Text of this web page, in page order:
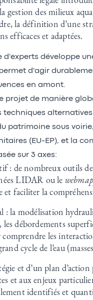
gestion des milieux
la définition d’une
efficaces et adaptées.
d'experts développe
d'agir
en amont.
projet de manière
techniques
patrimoine sous
(EU-EP), et la
sur 3 axes:
: de nombreux outils
LIDAR ou le
faciliter la
: la modélisation
débordements
les
cycle de l’eau
et d’un plan
et aux enjeux
identifiés et